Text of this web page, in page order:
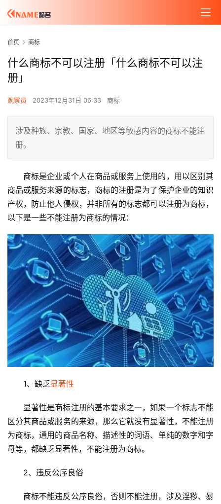
首页 商标
什么商标不可以注册「什么商标不可以注
册」
观察员 2023年12月31日 06:33 商标
涉及种族、宗教、国家、地区等敏感内容的商标不能注
册。
商标是企业或个人在商品或服务上使用的，用以区别其
商品或服务来源的标志，商标的注册是为了保护企业的知识
产权，防止他人侵权，并非所有的标志都可以注册为商标，
以下是一些不能注册为商标的情况：
1、缺乏 显著性
显著性是商标注册的基本要求之一，如果一个标志不能
区分其商品或服务的来源，那么它就没有显著性，不能注册
为商标，通用的商品名称、描述性的词语、单纯的数字和字
母等，都缺乏显著性，不能注册为商标。
2、违反公序良俗
商标不能违反公序良俗，否则不能注册，涉及淫秽、暴